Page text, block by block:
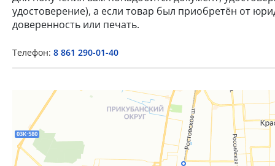
удостоверение), а если товар был приобретён от
доверенность или печать.
Телефон: 8 861 290-01-40